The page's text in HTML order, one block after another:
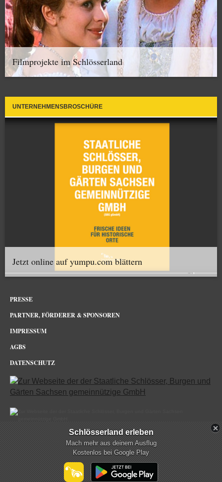
Filmprojekte im Schlösserland
UNTERNEHMENSBROSCHÜRE
Jetzt online auf yumpu.com blättern
PRESSE
PARTNER, FÖRDERER & SPONSOREN
IMPRESSUM
AGBS
DATENSCHUTZ
Schloss & Park Pillnitz Dresden im Netz
Schlösserland erleben
Mach mehr aus deinem Ausflug
Kostenlos bei Google Play
mehr